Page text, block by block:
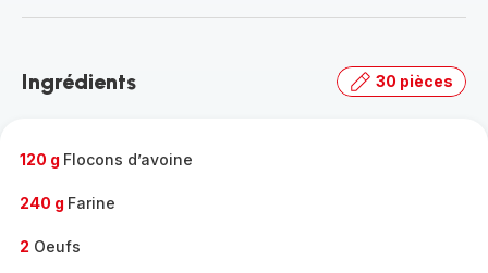
-
gamme
Ingrédients 30 pièces
120 g Flocons d’avoine
240 g Farine
2 Oeufs